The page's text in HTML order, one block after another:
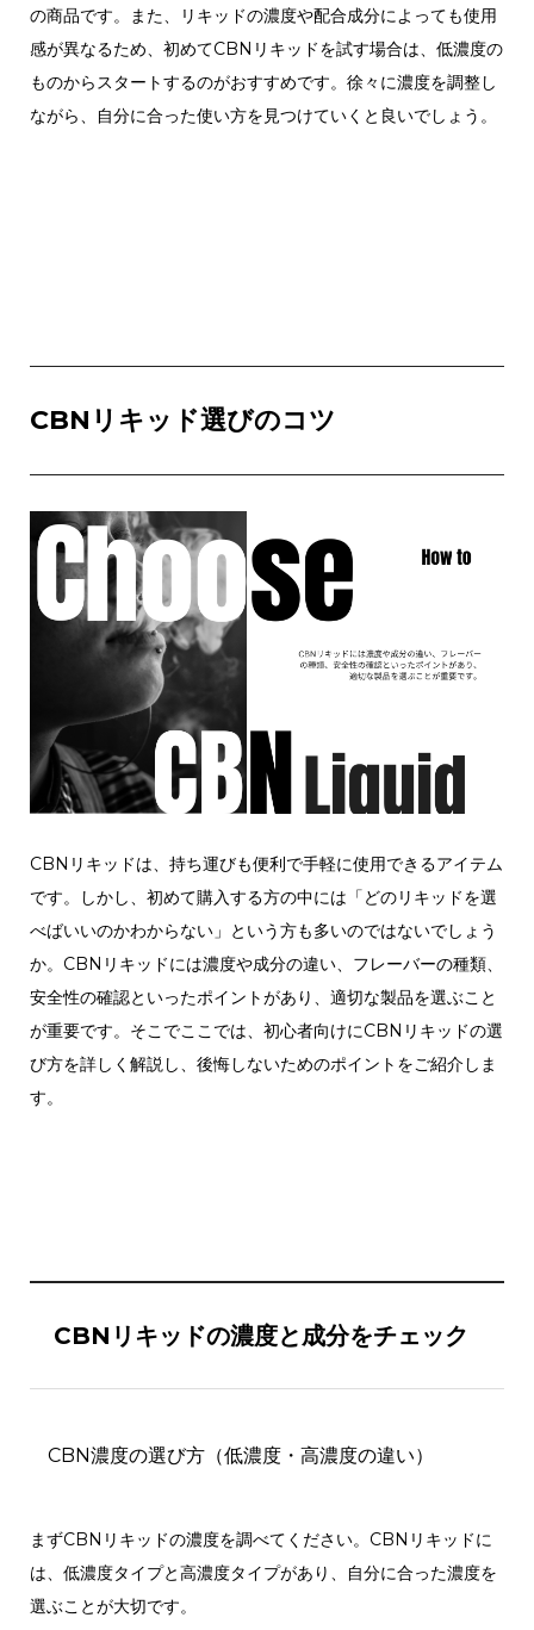
の商品です。また、リキッドの濃度や配合成分によっても使用
感が異なるため、初めてCBNリキッドを試す場合は、低濃度の
ものからスタートするのがおすすめです。徐々に濃度を調整し
ながら、自分に合った使い方を見つけていくと良いでしょう。
CBNリキッド選びのコツ
CBNリキッドは、持ち運びも便利で手軽に使用できるアイテム
です。しかし、初めて購入する方の中には「どのリキッドを選
べばいいのかわからない」という方も多いのではないでしょう
か。CBNリキッドには濃度や成分の違い、フレーバーの種類、
安全性の確認といったポイントがあり、適切な製品を選ぶこと
が重要です。そこでここでは、初心者向けにCBNリキッドの選
び方を詳しく解説し、後悔しないためのポイントをご紹介しま
す。
CBNリキッドの濃度と成分をチェック
CBN濃度の選び方（低濃度・高濃度の違い）
まずCBNリキッドの濃度を調べてください。CBNリキッドに
は、低濃度タイプと高濃度タイプがあり、自分に合った濃度を
選ぶことが大切です。